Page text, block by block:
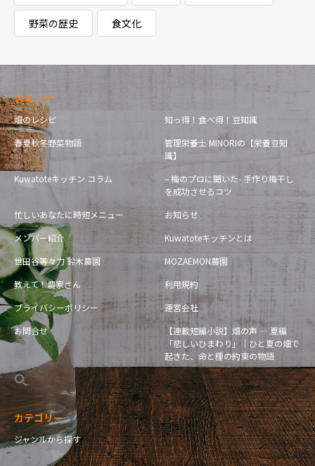
野菜の歴史 食文化
メニュー
畑のレシピ
知っ得！食べ得！豆知識
春夏秋冬野菜物語
管理栄養士 MINORIの【栄養豆知
識】
Kuwatoteキッチン コラム
– 梅のプロに聞いた- 手作り梅干し
を成功させるコツ
忙しいあなたに時短メニュー
お知らせ
メンバー紹介
Kuwatoteキッチンとは
世田谷等々力 鈴木農園
MOZAEMON農園
教えて！農家さん
利用規約
プライバシーポリシー
運営会社
お問合せ
【連載短編小説】畑の声 — 夏編
「悲しいひまわり」｜ひと夏の畑で
起きた、命と種の約束の物語
カテゴリー
ジャンルから探す